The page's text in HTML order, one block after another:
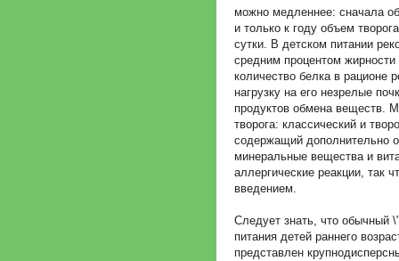
можно медленнее: сначала
и только к году объем
сутки. В детском питании
средним процентом
количество белка в рационе
нагрузку на его незрелые
продуктов обмена веществ.
творога: классический и
содержащий дополнительно
минеральные вещества и
аллергические реакции, так
введением.
Следует знать, что обычный
питания детей раннего
представлен